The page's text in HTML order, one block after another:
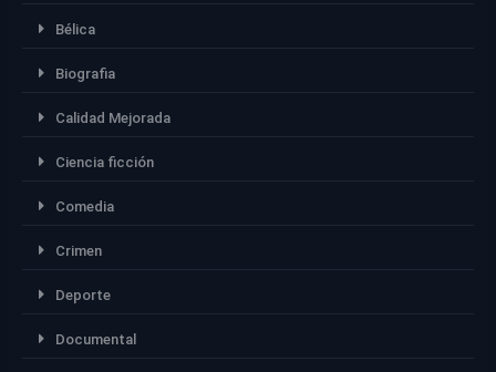
Bélica
Biografia
Calidad Mejorada
Ciencia ficción
Comedia
Crimen
Deporte
Documental